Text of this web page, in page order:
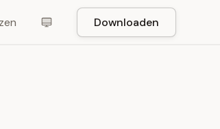
Downloaden